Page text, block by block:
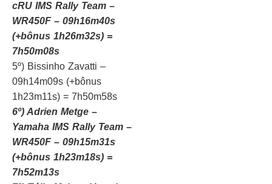
cRU IMS Rally Team –
WR450F – 09h16m40s
(+bônus 1h26m32s) =
7h50m08s
5º) Bissinho Zavatti –
09h14m09s (+bônus
1h23m11s) = 7h50m58s
6º) Adrien Metge –
Yamaha IMS Rally Team –
WR450F – 09h15m31s
(+bônus 1h23m18s) =
7h52m13s